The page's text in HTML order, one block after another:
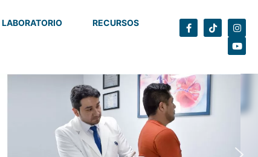
LABORATORIO RECURSOS